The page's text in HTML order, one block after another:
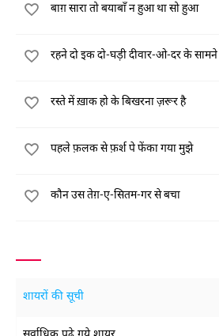
बाग़ सारा तो बयाबाँ न हुआ था सो हुआ
रहने दो इक दो-घड़ी दीवार-ओ-दर के सामने
रस्ते में ख़ाक हो के बिखरना ज़रूर है
पहले फ़लक से फ़र्श पे फेंका गया मुझे
कौन उस तेग़-ए-सितम-गर से बचा
शायरों की सूची